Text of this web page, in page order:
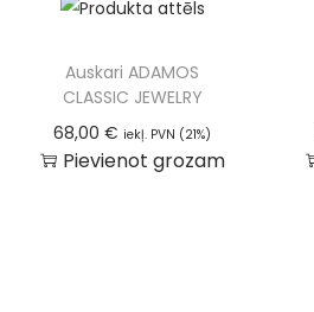
Auskari ADAMOS
CLASSIC JEWELRY
68,00€ iekļ. PVN (21%)
Pievienot grozam